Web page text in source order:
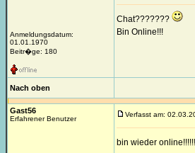
Anmeldungsdatum:
01.01.1970
Beitr�ge: 180
Chat???????
Bin Online!!!
Nach oben
Gast56
Erfahrener Benutzer
Verfasst am:
bin wieder